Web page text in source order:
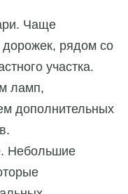
Чаще
рядом со
участка.
ламп,
дополнительных
Небольшие